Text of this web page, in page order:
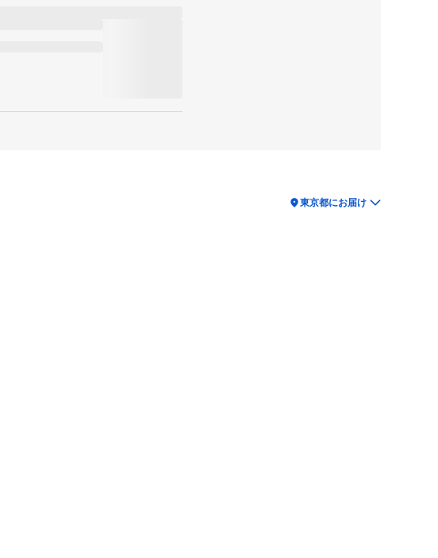
location_on東京都にお届け